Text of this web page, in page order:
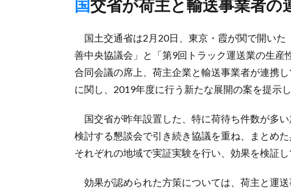
国交省が荷主と輸送事業者
国土交通省は2月20日、東京・霞が関で開いた
善中央協議会」と「第9回トラック運送業の生
合同会議の席上、荷主企業と輸送事業者が連携
に関し、2019年度に行う新たな展開の案を提示し
国交省が昨年設置した、特に荷待ち件数が多
検討する懇談会で引き続き協議を重ね、まとめ
それぞれの地域で実証実験を行い、効果を検証し
効果が認められた方策については、荷主と運